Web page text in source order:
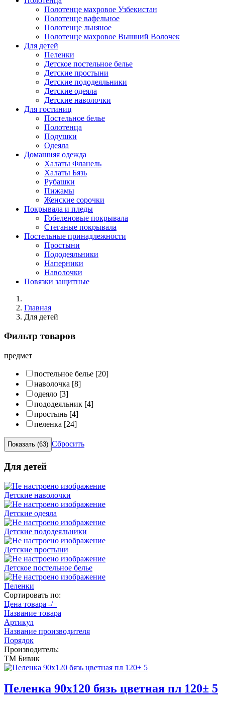
Полотенце махровое Узбекистан
Полотенце вафельное
Полотенце льняное
Полотенце махровое Вышний Волочек
Для детей
Пеленки
Детское постельное белье
Детские простыни
Детские пододеяльники
Детские одеяла
Детские наволочки
Для гостиниц
Постельное белье
Полотенца
Подушки
Одеяла
Домашняя одежда
Халаты Фланель
Халаты Бязь
Рубашки
Пижамы
Женские сорочки
Покрывала и пледы
Гобеленовые покрывала
Стеганые покрывала
Постельные принадлежности
Простыни
Пододеяльники
Наперники
Наволочки
Повязки защитные
Главная
Для детей
Фильтр товаров
предмет
постельное белье [20]
наволочка [8]
одеяло [3]
пододеяльник [4]
простынь [4]
пеленка [24]
Сбросить
Для детей
Детские наволочки
Детские одеяла
Детские пододеяльники
Детские простыни
Детское постельное белье
Пеленки
Сортировать по:
Цена товара -/+
Название товара
Артикул
Название производителя
Порядок
Производитель:
ТМ Бивик
Пеленка 90х120 бязь цветная пл 120± 5